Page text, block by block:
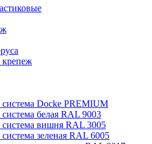
система Docke PREMIUM
белая RAL 9003
система вишня RAL 3005
зеленая RAL 6005